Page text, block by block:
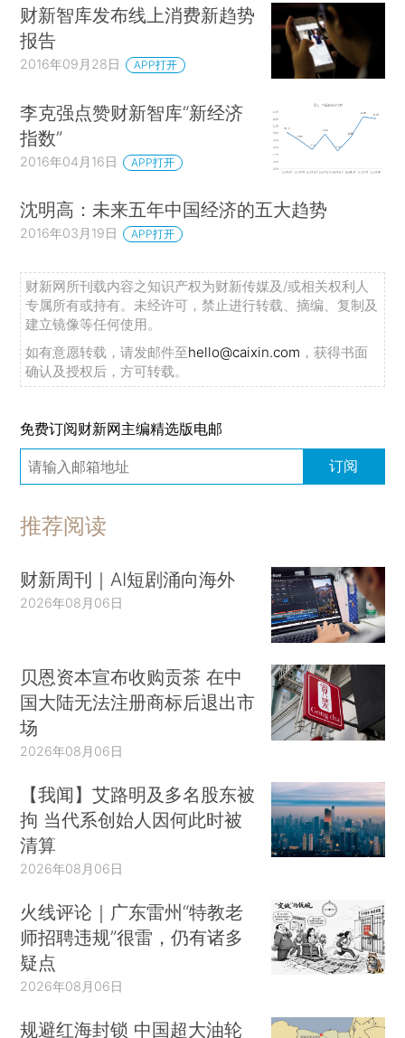
财新智库发布线上消费新趋势
报告
2016年09月28日 APP打开
李克强点赞财新智库“新经济
指数”
2016年04月16日 APP打开
沈明高：未来五年中国经济的五大趋势
2016年03月19日 APP打开
财新网所刊载内容之知识产权为财新传媒及/或相关权利人
专属所有或持有。未经许可，禁止进行转载、摘编、复制及
建立镜像等任何使用。
如有意愿转载，请发邮件至hello@caixin.com ，获得书面
确认及授权后，方可转载。
免费订阅财新网主编精选版电邮
订阅
推荐阅读
财新周刊｜AI短剧涌向海外
2026年08月06日
贝恩资本宣布收购贡茶 在中
国大陆无法注册商标后退出市
场
2026年08月06日
【我闻】艾路明及多名股东被
拘 当代系创始人因何此时被
清算
2026年08月06日
火线评论｜广东雷州“特教老
师招聘违规”很雷，仍有诸多
疑点
2026年08月06日
规避红海封锁 中国超大油轮